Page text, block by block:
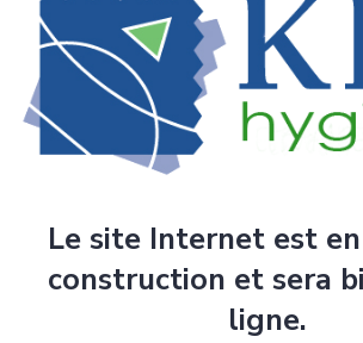
Le site Internet est
construction et sera
ligne.